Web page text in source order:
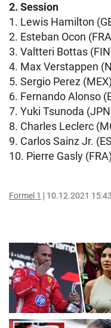
2. Session
1. Lewis Hamilton
2. Esteban Ocon
3. Valtteri Bottas
4. Max Verstappen
5. Sergio Perez
6. Fernando Alonso
7. Yuki Tsunoda
8. Charles Leclerc
9. Carlos Sainz Jr.
10. Pierre Gasly
Formel 1 10.12.2021 15:43